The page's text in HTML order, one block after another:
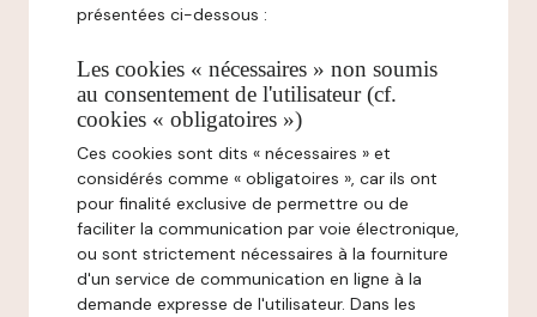
présentées ci-dessous :
Les cookies « nécessaires » non soumis
au consentement de l'utilisateur (cf.
cookies « obligatoires »)
Ces cookies sont dits « nécessaires » et
considérés comme « obligatoires », car ils ont
pour finalité exclusive de permettre ou de
faciliter la communication par voie électronique,
ou sont strictement nécessaires à la fourniture
d'un service de communication en ligne à la
demande expresse de l'utilisateur. Dans les